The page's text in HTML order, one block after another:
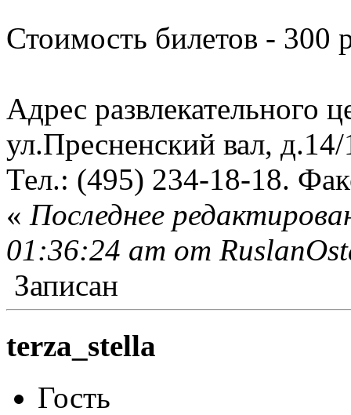
Стоимость билетов - 300
Адрес развлекательного
ул.Пресненский вал, д.14/
Тел.: (495) 234-18-18.
« Последнее
01:36:24 am от
Записан
terza_stella
Гость